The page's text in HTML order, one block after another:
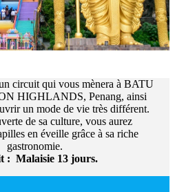
circuit qui vous mènera à BATU
HIGHLANDS, Penang, ainsi
un mode de vie très différent.
de sa culture, vous aurez
en éveille grâce à sa riche
gastronomie.
: Malaisie 13 jours.